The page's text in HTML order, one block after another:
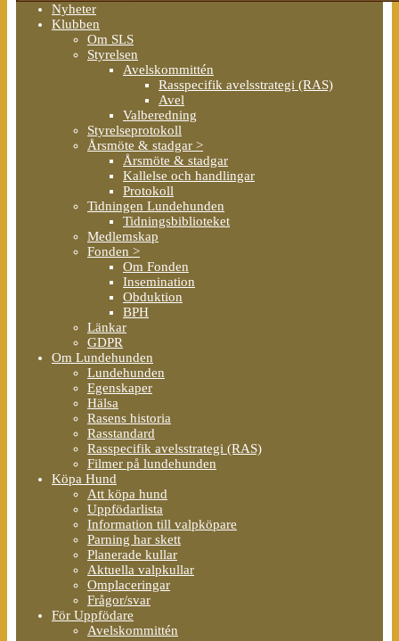
Nyheter
Klubben
Om SLS
Styrelsen
Avelskommittén
Rasspecifik avelsstrategi (RAS)
Avel
Valberedning
Styrelseprotokoll
Årsmöte & stadgar >
Årsmöte & stadgar
Kallelse och handlingar
Protokoll
Tidningen Lundehunden
Tidningsbiblioteket
Medlemskap
Fonden >
Om Fonden
Insemination
Obduktion
BPH
Länkar
GDPR
Om Lundehunden
Lundehunden
Egenskaper
Hälsa
Rasens historia
Rasstandard
Rasspecifik avelsstrategi (RAS)
Filmer på lundehunden
Köpa Hund
Att köpa hund
Uppfödarlista
Information till valpköpare
Parning har skett
Planerade kullar
Aktuella valpkullar
Omplaceringar
Frågor/svar
För Uppfödare
Avelskommittén